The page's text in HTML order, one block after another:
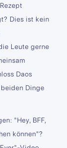
Dies ist kein
Leute gerne
Daos
Dinge
"Hey, BFF,
können"?